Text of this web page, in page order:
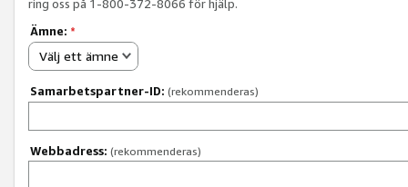
ring oss på 1-800-372-8066 för hjälp.
Ämne: *
Välj ett ämne
Samarbetspartner-ID: (rekommenderas)
Webbadress: (rekommenderas)